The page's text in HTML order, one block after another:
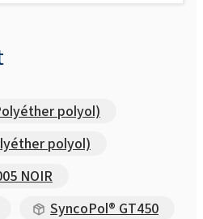
polyol)
polyol)
NOIR
SyncoPol® GT450